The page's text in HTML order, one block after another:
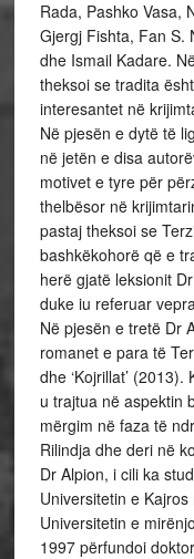
Rada, Pashko Vasa,
Gjergj Fishta, Fan S.
dhe Ismail Kadare.
theksoi se tradita
interesantet në
Në pjesën e dytë të
në jetën e disa
motivet e tyre për
thelbësor në
pastaj theksoi se
bashkëkohorë që e
herë gjatë leksionit
duke iu referuar
Në pjesën e tretë Dr
romanet e para të
dhe ‘Kojrillat’
u trajtua në aspektin
mërgim në faza të
Rilindja dhe deri në
Dr Alpion, i cili ka
Universitetin e
Universitetin e
1997 përfundoi